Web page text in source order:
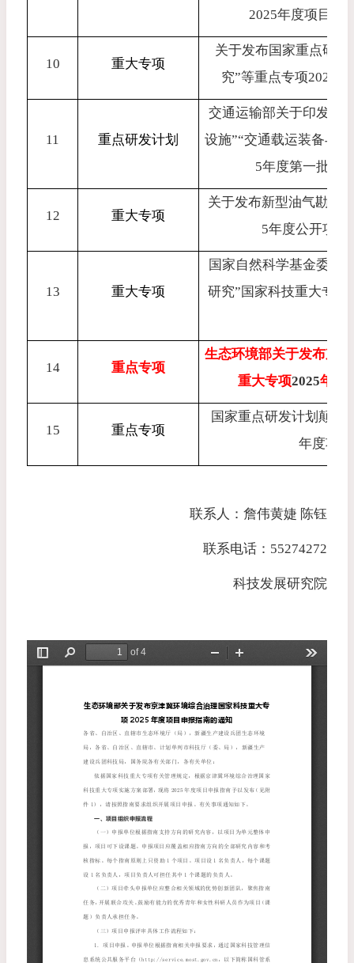
2025年度项目（
10 重大专项
关于发布国家重点研
究”等重点专项2025
11 重点研发计划
交通运输部关于印发国
设施”“交通载运装备与
5年度第一批项
12 重大专项
关于发布新型油气勘探
5年度公开项目
13 重大专项
国家自然科学基金委员
研究”国家科技重大专项
14 重点专项
生态环境部关于发布京
重大专项2025年度
15 重点专项
国家重点研发计划颠覆
年度项
联系人：詹伟黄婕 陈钰
联系电话： 55274272
科技发展研究院